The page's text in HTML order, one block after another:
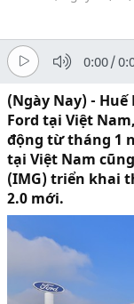
0:00/
(Ngày Nay) -
Ford tại Việt
động từ tháng 1
tại Việt Nam
(IMG) triển khai
2.0 mới.